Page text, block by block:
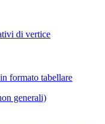
di vertice
formato tabellare
generali)